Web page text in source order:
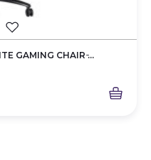
GAMING CHAIR ̵...